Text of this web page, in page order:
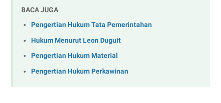
BACA JUGA
Pengertian Hukum Tata Pemerintahan
Hukum Menurut Leon Duguit
Pengertian Hukum Material
Pengertian Hukum Perkawinan